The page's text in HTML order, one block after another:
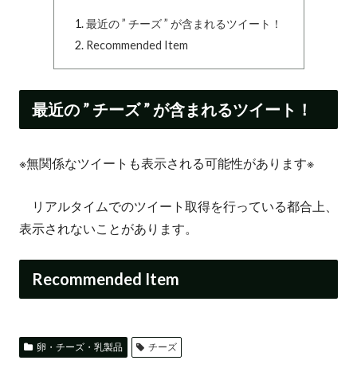
最近の ” チーズ ” が含まれるツイート！
Recommended Item
最近の ” チーズ ” が含まれるツイート！
※無関係なツイートも表示される可能性があります※
リアルタイムでのツイート取得を行っている都合上、
表示されないことがあります。
Recommended Item
卵・チーズ・乳製品 チーズ